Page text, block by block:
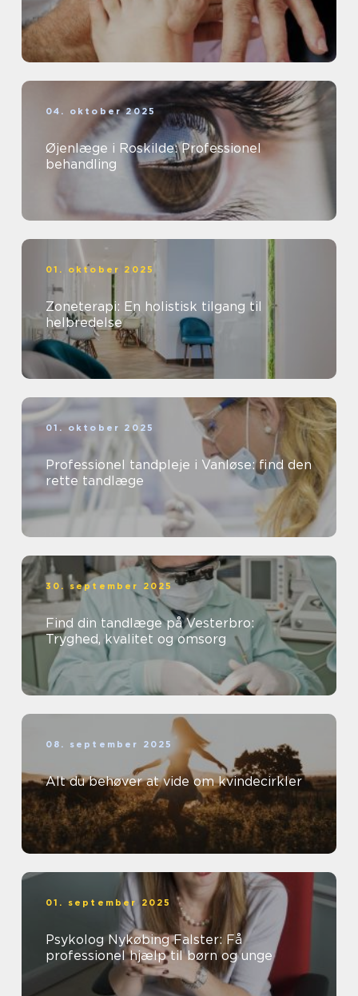
04. oktober 2025
Øjenlæge i Roskilde: Professionel
behandling
01. oktober 2025
Zoneterapi: En holistisk tilgang til
helbredelse
01. oktober 2025
Professionel tandpleje i Vanløse: find den
rette tandlæge
30. september 2025
Find din tandlæge på Vesterbro:
Tryghed, kvalitet og omsorg
08. september 2025
Alt du behøver at vide om kvindecirkler
01. september 2025
Psykolog Nykøbing Falster: Få
professionel hjælp til børn og unge